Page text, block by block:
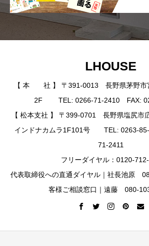
LHOUSE
【 本 社 】 〒391-0013 長野県茅野市
2F TEL: 0266-71-2410 FAX:
【 松本支社 】 〒399-0701 長野県塩尻市
インドナカムラ1F101号 TEL: 0263-
71-2411
フリーダイヤル：0120-
代表取締役への直通ダイヤル｜社長池
客様ご相談窓口｜遠藤 080-